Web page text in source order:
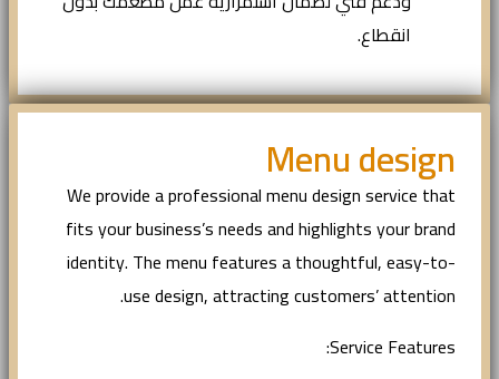
انقطاع.
Menu design
We provide a professional menu design service that
fits your business’s needs and highlights your brand
identity. The menu features a thoughtful, easy-to-
use design, attracting customers’ attention.
Service Features: